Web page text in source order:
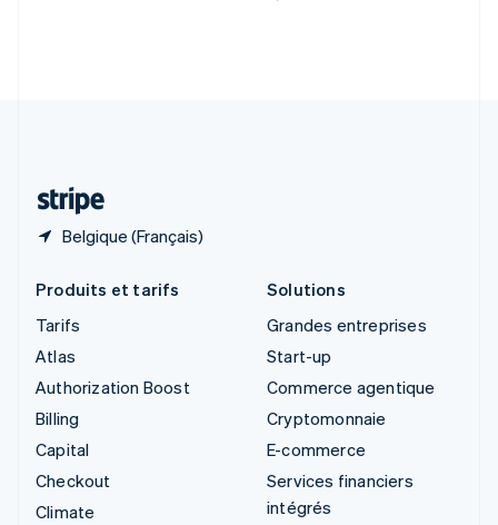
Belgique (Français)
English
Produits et tarifs
Tarifs
Atlas
Authorization Boost
Billing
Capital
Checkout
Climate
Solutions
Grandes entreprises
Start-up
Commerce agentique
Cryptomonnaie
E-commerce
Services financiers
intégrés